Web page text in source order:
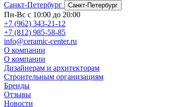
Санкт-Петербург
Санкт-Петербург
Пн-Вс с 10:00 до 20:00
+7 (962) 343-21-12
+7 (812) 985-58-85
info@ceramic-center.ru
О компании
О компании
Дизайнерам и архитекторам
Строительным организациям
Бренды
Отзывы
Новости